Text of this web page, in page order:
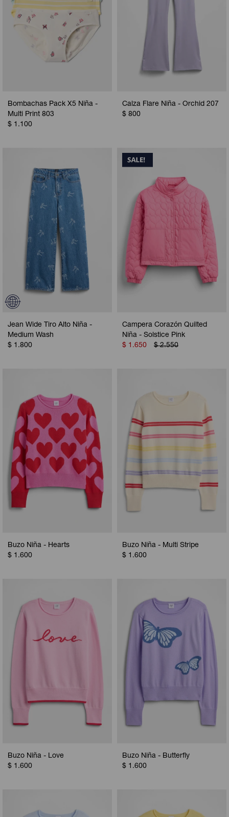
Bombachas Pack X5 Niña -
Multi Print 803
$ 1.100
Calza Flare Niña - Orchid 207
$ 800
Jean Wide Tiro Alto Niña -
Medium Wash
$ 1.800
Campera Corazón Quilted
Niña - Solstice Pink
$ 1.650 $ 2.550
Buzo Niña - Hearts
$ 1.600
Buzo Niña - Multi Stripe
$ 1.600
Buzo Niña - Love
$ 1.600
Buzo Niña - Butterfly
$ 1.600